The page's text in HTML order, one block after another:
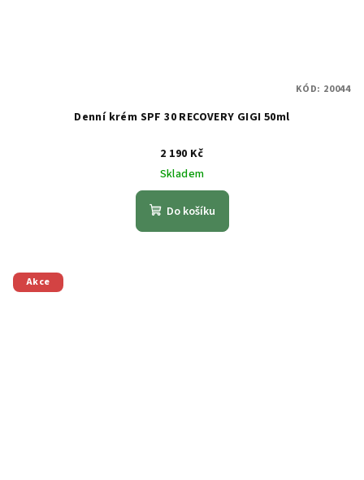
Denní krém SPF 30 RECOVERY GIGI 50ml
2 190 Kč
Skladem
Do košíku
KÓD: 20044
Akce